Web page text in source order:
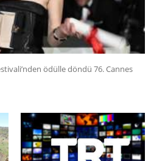
ödülle döndü 76. Cannes